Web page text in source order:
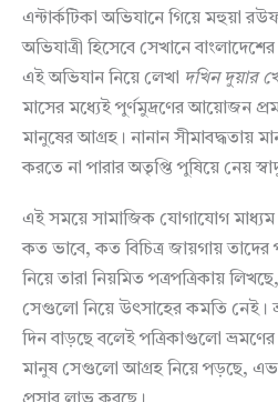
এন্টার্কটিকা অভিযানে গিয়ে মহুয়া রউফ
অভিযাত্রী হিসেবে সেখানে
এই অভিযান নিয়ে লেখা দখিন দুয়ার
মাসের মধ্যেই পুর্ণমুদ্রণের আয়োজন
মানুষের আগ্রহ। নানান সীমাবদ্ধতায়
করতে না পারার অতৃপ্তি পুষিয়ে নেয়
এই সময়ে সামাজিক যোগাযোগ মাধ্যম
কত ভাবে, কত বিচিত্র জায়গায়
নিয়ে তারা নিয়মিত পত্রপত্রিকায়
সেগুলো নিয়ে উৎসাহের কমতি নেই।
দিন বাড়ছে বলেই পত্রিকাগুলো
মানুষ সেগুলো আগ্রহ নিয়ে পড়ছে,